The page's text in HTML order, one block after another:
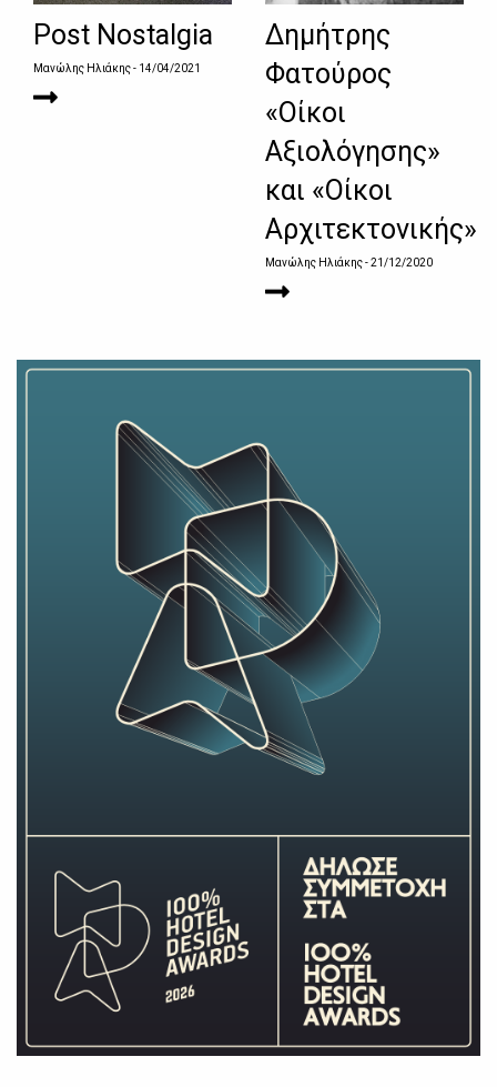
Post Nostalgia
Μανώλης Ηλιάκης- 14/04/2021
Δημήτρης
Φατούρος
«Οίκοι
Αξιολόγησης»
και «Οίκοι
Αρχιτεκτονικής»
Μανώλης Ηλιάκης- 21/12/2020